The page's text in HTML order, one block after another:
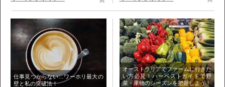
仕事見つからない…ワーホリ最大の
壁と私の突破法！
オーストラリアでファームに行きた
い方必見！ハーベストガイドで野
菜・果物のシーズンを把握しよう！